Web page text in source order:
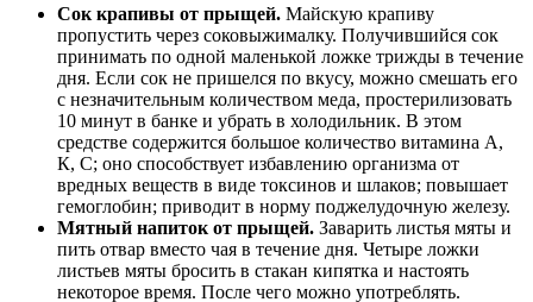
Сок крапивы от прыщей. Майскую крапиву
пропустить через соковыжималку. Получившийся сок
принимать по одной маленькой ложке трижды в течение
дня. Если сок не пришелся по вкусу, можно смешать его
с незначительным количеством меда, простерилизовать
10 минут в банке и убрать в холодильник. В этом
средстве содержится большое количество витамина А,
К, С; оно способствует избавлению организма от
вредных веществ в виде токсинов и шлаков; повышает
гемоглобин; приводит в норму поджелудочную железу.
Мятный напиток от прыщей. Заварить листья мяты и
пить отвар вместо чая в течение дня. Четыре ложки
листьев мяты бросить в стакан кипятка и настоять
некоторое время. После чего можно употреблять.